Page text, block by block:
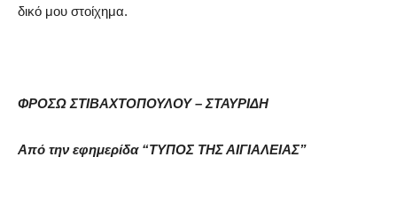
δικό μου στοίχημα.
ΦΡΟΣΩ ΣΤΙΒΑΧΤΟΠΟΥΛΟΥ – ΣΤΑΥΡΙΔΗ
Από την εφημερίδα “ΤΥΠΟΣ ΤΗΣ ΑΙΓΙΑΛΕΙΑΣ”